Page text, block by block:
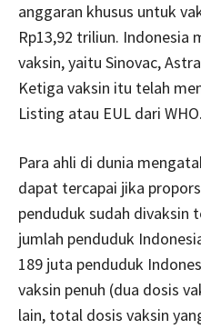
anggaran khusus untuk
Rp13,92 triliun. Indonesia
vaksin, yaitu Sinovac,
Ketiga vaksin itu telah
Listing atau EUL dari WHO.
Para ahli di dunia
dapat tercapai jika
penduduk sudah divaksin
jumlah penduduk
189 juta penduduk
vaksin penuh (dua dosis
lain, total dosis vaksin